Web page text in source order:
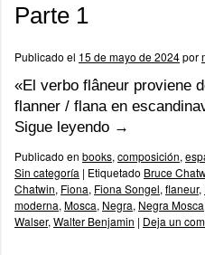
Parte 1
Publicado el 15 de mayo de 2024por
«El verbo flâneur proviene
flanner / flana en
Sigue leyendo →
Publicado en books, composición,
Sin categoría | Etiquetado Bruce
Chatwin, Fiona, Fiona Songel, flaneur,
moderna, Mosca, Negra, Negra Mosca
Walser, Walter Benjamin | Deja un